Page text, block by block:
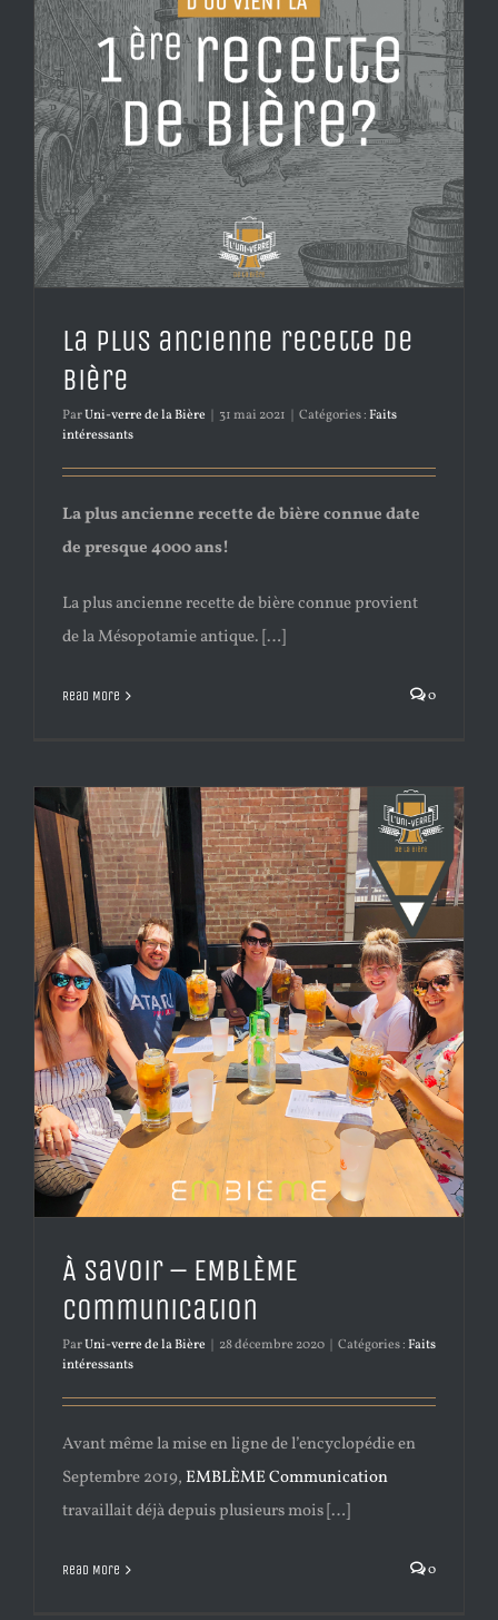
La plus ancienne recette de
bière
ParUni-verre de la Bière 31 mai 2021 Catégories :Faits
intéressants
La plus ancienne recette de bière connue date
de presque 4000 ans!
La plus ancienne recette de bière connue provient
de la Mésopotamie antique. […]
Read More 0
À Savoir – EMBLÈME
Communication
ParUni-verre de la Bière 28 décembre 2020 Catégories :Faits
intéressants
Avant même la mise en ligne de l’encyclopédie en
Septembre 2019, EMBLÈME Communication
travaillait déjà depuis plusieurs mois […]
Read More 0